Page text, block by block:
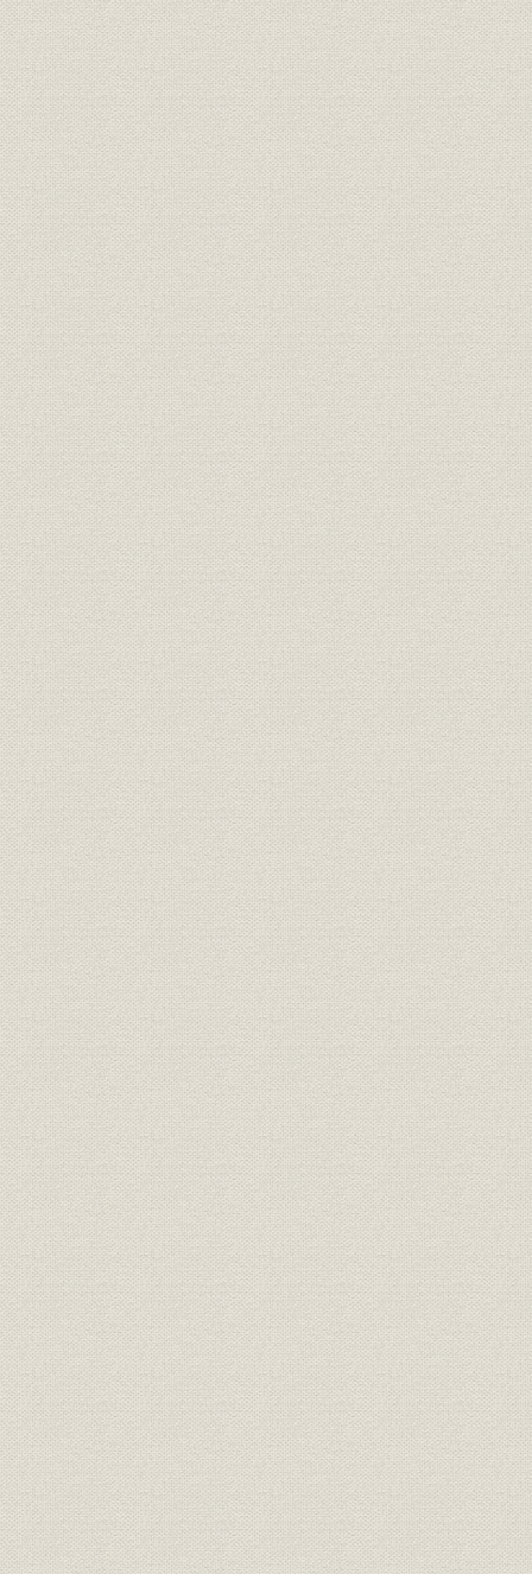
傷害保険専業に戻る
Chapter 2 環境変化の試練を超えて
1. 積極政策に転換
貝島家主導の経営下に鮎川社長就任
中央火災傷害保険株式会社に改名
火災・海上保険元受営業を始める
2. 関東大震災の苦難
震災で本社焼失
震災見舞金の支払
減増資による経営立て直し
積極的な営業開拓
3. 慢性不況からの脱出
昭和恐慌と業界低迷
経営組織を再編成
海外再保険取引の拡大
中央火災海上傷害保険株式会社として発展
Chapter 3 日産コンツェルン傘下で躍進
1. 日産火災海上保険株式会社の誕生
日産経営下に社名変更
日産コンツェルンの創成と発展
2. 躍進の開始
日産の損保部門として営業
契約高の著増
昭和火災を合併
経営体制の強化
外地への進出
3. 太平洋戦争下の経営
大戦下の損保営業と業界動向
着実な展開
太平洋海上火災と合併
終戦時の状況
Chapter 4 戦後再建から再発展へ